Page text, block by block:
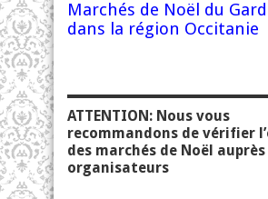
Marchés de Noël du
dans la région Occitanie
ATTENTION: Nous vous
recommandons de vérifier
des marchés de Noël auprès
organisateurs